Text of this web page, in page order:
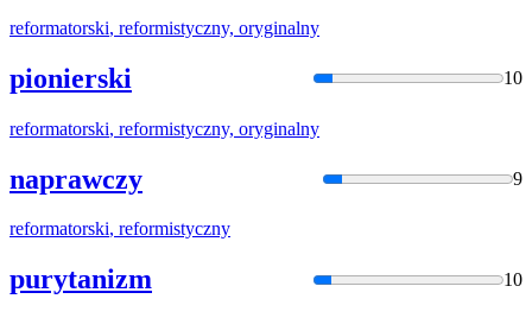
reformatorski, reformistyczny, oryginalny
pionierski 10
reformatorski, reformistyczny, oryginalny
naprawczy 9
reformatorski, reformistyczny
purytanizm 10